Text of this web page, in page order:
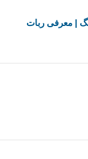
| معرفی ربات